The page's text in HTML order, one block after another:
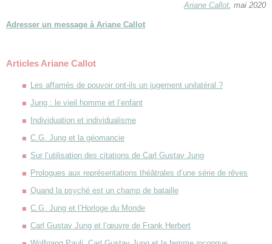
Ariane Callot , mai 2020
Adresser un message à Ariane Callot
Articles Ariane Callot
Les affamés de pouvoir ont-ils un jugement unilatéral ?
Jung : le vieil homme et l’enfant
Individuation et individualisme
C.G. Jung et la géomancie
Sur l’utilisation des citations de Carl Gustav Jung
Prologues aux représentations théâtrales d’une série de rêves
Quand la psyché est un champ de bataille
C.G. Jung et l’Horloge du Monde
Carl Gustav Jung et l’œuvre de Frank Herbert